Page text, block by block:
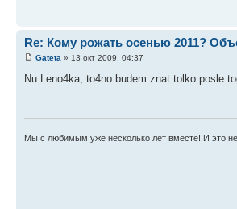
Re: Кому рожать осенью 2011?
Gateta » 13 окт 2009, 04:37
Nu Leno4ka, to4no budem znat tolko posle
Мы с любимым уже несколько лет вместе! И это не